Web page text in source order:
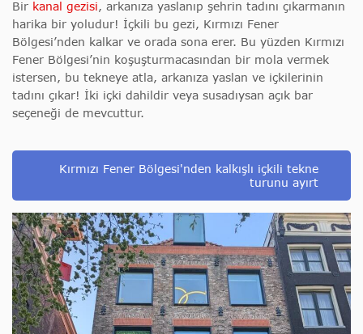
Bir kanal gezisi, arkanıza yaslanıp şehrin tadını çıkarmanın
harika bir yoludur! İçkili bu gezi, Kırmızı Fener
Bölgesi’nden kalkar ve orada sona erer. Bu yüzden Kırmızı
Fener Bölgesi’nin koşuşturmacasından bir mola vermek
istersen, bu tekneye atla, arkanıza yaslan ve içkilerinin
tadını çıkar! İki içki dahildir veya susadıysan açık bar
seçeneği de mevcuttur.
Kırmızı Fener Bölgesi'nden kalkışlı içkili tekne
turunu ayırt